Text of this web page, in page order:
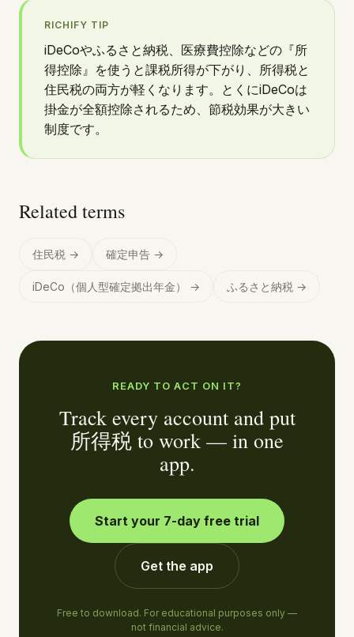
RICHIFY TIP
iDeCoやふるさと納税、医療費控除などの『所
得控除』を使うと課税所得が下がり、所得税と
住民税の両方が軽くなります。とくにiDeCoは
掛金が全額控除されるため、節税効果が大きい
制度です。
Related terms
住民税 → 確定申告 →
iDeCo（個人型確定拠出年金） → ふるさと納税 →
READY TO ACT ON IT?
Track every account and put
所得税 to work — in one
app.
Start your 7-day free trial
Get the app
Free to download. For educational purposes only —
not financial advice.